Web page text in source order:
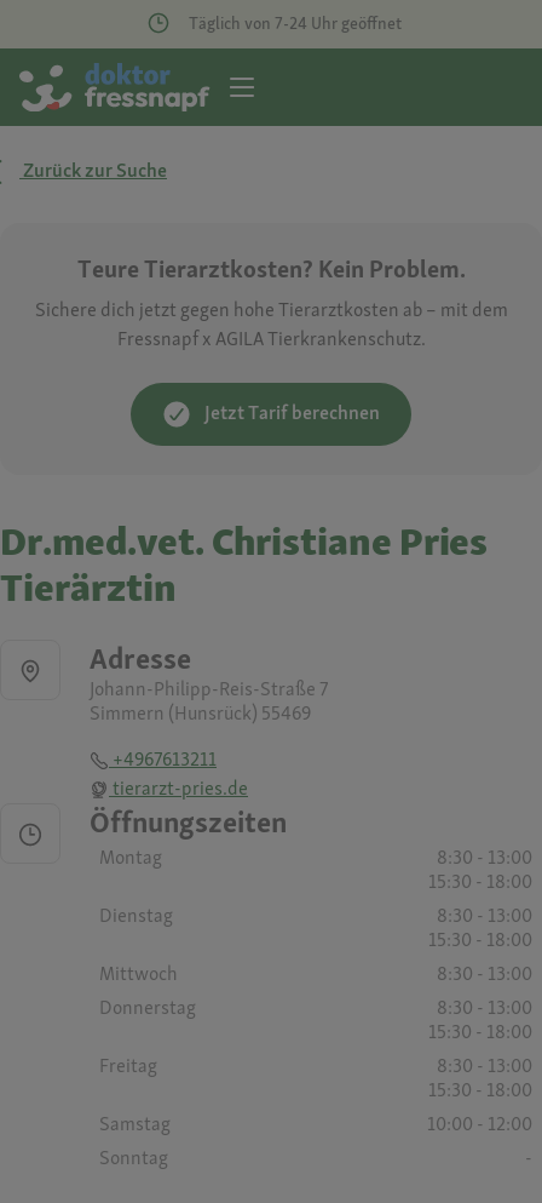
Täglich von 7-24 Uhr geöffnet
Zurück zur Suche
Teure Tierarztkosten? Kein Problem.
Sichere dich jetzt gegen hohe Tierarztkosten ab – mit dem
Fressnapf x AGILA Tierkrankenschutz.
Jetzt Tarif berechnen
Dr.med.vet. Christiane Pries
Tierärztin
Adresse
Johann-Philipp-Reis-Straße 7
Simmern (Hunsrück) 55469
+4967613211
tierarzt-pries.de
Öffnungszeiten
Montag
8:30 - 13:00
15:30 - 18:00
Dienstag
8:30 - 13:00
15:30 - 18:00
Mittwoch
8:30 - 13:00
Donnerstag
8:30 - 13:00
15:30 - 18:00
Freitag
8:30 - 13:00
15:30 - 18:00
Samstag
10:00 - 12:00
Sonntag
-